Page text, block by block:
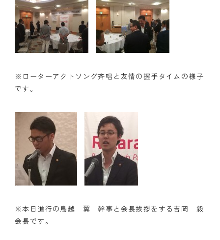
入会のご案内
※ローターアクトソング斉唱と友情の握手タイムの様子
です。
※本日進行の鳥越 翼 幹事と会長挨拶をする吉岡 毅
会長です。